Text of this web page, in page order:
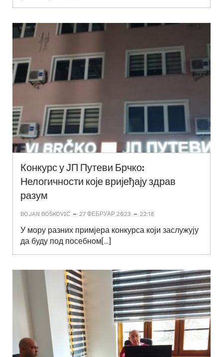
Конкурс у ЈП Путеви Брчко:
Нелогичности које вријеђају здрав
разум
BOJAN BOŠKOVIĆ - 27 ФЕБРУАР 2023 - 22:18
У мору разних примјера конкурса који заслужују
да буду под посебном[…]